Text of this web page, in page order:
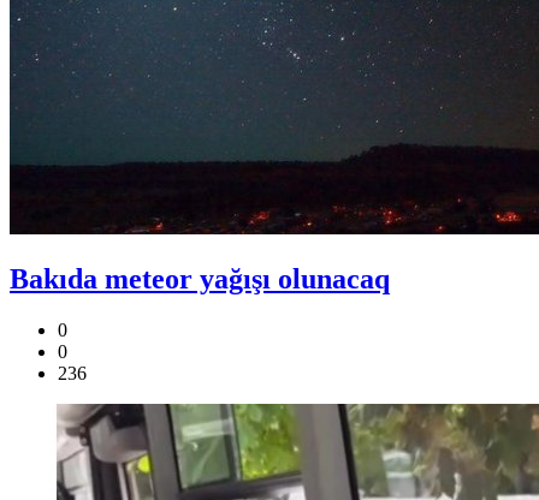
Bakıda meteor yağışı olunacaq
0
0
236